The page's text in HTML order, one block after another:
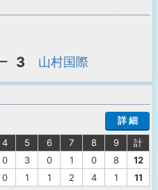
3 山村国際
詳 細
4 5 6 7 8 9
計
0 3 0 1 0 8
12
0 1 1 2 4 1
11